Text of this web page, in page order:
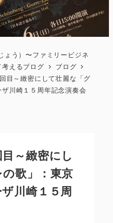
ょう）〜ファミリービジネ
えるブログ
ブログ
目～緻密にして壮麗な「グ
川崎１５周年記念演奏会
～緻密にし
歌」：東京
川崎１５周